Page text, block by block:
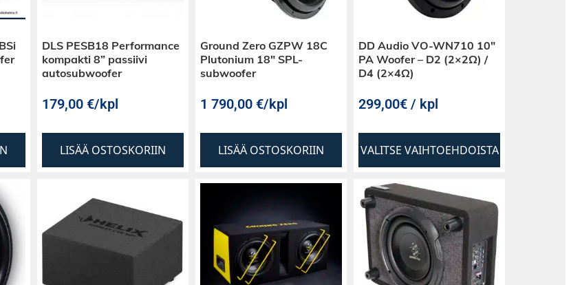
DLS PESB18 Performance
kompakti 8” passiivi
autosubwoofer
179,00 €/kpl
LISÄÄ OSTOSKORIIN
Ground Zero GZPW 18C
Plutonium 18″ SPL-
subwoofer
1 790,00 €/kpl
LISÄÄ OSTOSKORIIN
DD Audio VO-WN710 10″
PA Woofer – D2 (2×2Ω) /
D4 (2×4Ω)
299,00€ / kpl
VALITSE VAIHTOEHDOISTA